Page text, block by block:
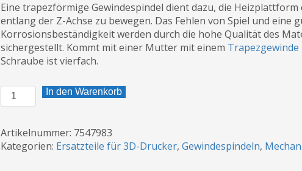
Eine trapezförmige Gewindespindel dient dazu, die Heizplattform
entlang der Z-Achse zu bewegen. Das Fehlen von Spiel und eine
Korrosionsbeständigkeit werden durch die hohe Qualität des
sichergestellt. Kommt mit einer Mutter mit einem Trapezgewinde
Schraube ist vierfach.
Trapezgewindespindel
T8
8
mm
In den Warenkorb
Artikelnummer: 7547983
Kategorien: Ersatzteile für 3D-Drucker, Gewindespindeln,